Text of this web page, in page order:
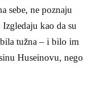
sebe, ne pozna­ju
kao da su
tužna – i bilo im
Huseinovu, nego